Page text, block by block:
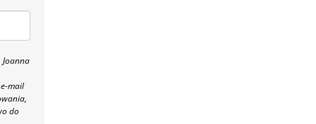
mail
do